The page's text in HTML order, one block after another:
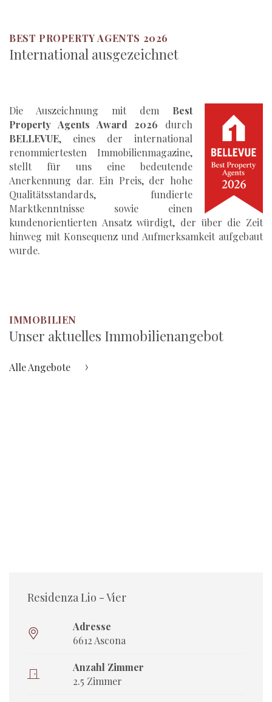
BEST PROPERTY AGENTS 2026
International ausgezeichnet
Die Auszeichnung mit dem Best
Property Agents Award 2026 durch
BELLEVUE, eines der international
renommiertesten Immobilienmagazine,
stellt für uns eine bedeutende
Anerkennung dar. Ein Preis, der hohe
Qualitätsstandards, fundierte
Marktkenntnisse sowie einen
kundenorientierten Ansatz würdigt, der über die Zeit
hinweg mit Konsequenz und Aufmerksamkeit aufgebaut
wurde.
IMMOBILIEN
Unser aktuelles Immobilienangebot
Alle Angebote
Residenza Lio - Vier
Adresse
6612 Ascona
Anzahl Zimmer
2.5 Zimmer